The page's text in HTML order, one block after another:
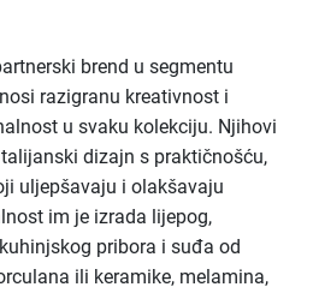
brend u segmentu
razigranu kreativnost i
u svaku kolekciju. Njihovi
dizajn s praktičnošću,
uljepšavaju i olakšavaju
im je izrada lijepog,
pribora i suđa od
ili keramike, melamina,